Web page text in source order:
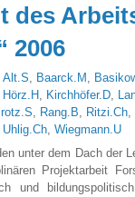
des
2006
Alt.S, Baarck.M ,
Hörz.H , Kirchhöfer.D,
, Rang.B, Ritzi.Ch,
Uhlig.Ch,Wiegmann.U
unter dem Dach der
Projektarbeit
und